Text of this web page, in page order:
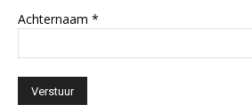
Achternaam *